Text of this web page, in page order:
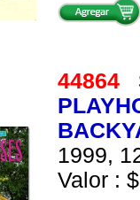
44864
1999,
Valor :